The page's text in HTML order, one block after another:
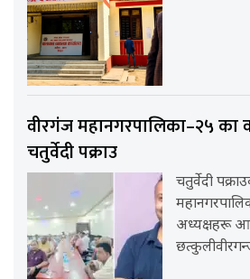
वीरगंज महानगरपालिका–२५ का
चतुर्वेदी पक्राउ
चतुर्वेदी
अध्यक्षहरू